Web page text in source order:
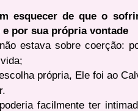
esquecer de que o
por sua própria vontade
estava sobre coerção:
própria, Ele foi ao
facilmente ter